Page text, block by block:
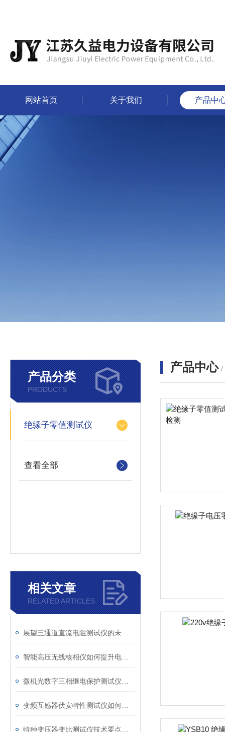
网站首页 关于我们 产品中
产品分类
PRODUCTS
绝缘子零值测试仪
查看全部
相关文章
RELATED ARTICLES
产品中心 /